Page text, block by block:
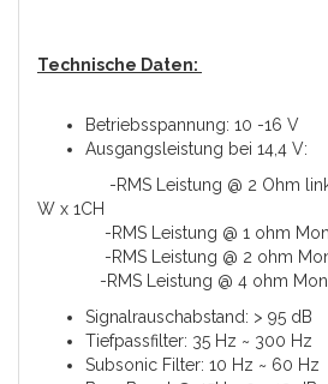
Technische Daten:
Betriebsspannung: 10 -16 V
Ausgangsleistung bei 14,4 V:
-RMS Leistung @ 2 Ohm
W x 1CH
-RMS Leistung @ 1 ohm
-RMS Leistung @ 2 ohm
-RMS Leistung @ 4 ohm Mono:
Signalrauschabstand: > 95 dB
Tiefpassfilter: 35 Hz ~ 300 Hz
Subsonic Filter: 10 Hz ~ 60 Hz